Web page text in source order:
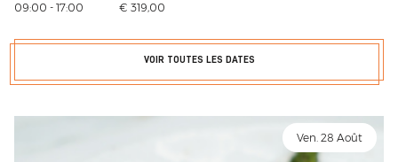
09:00 - 17:00 € 319,00
VOIR TOUTES LES DATES
Ven. 28 Août